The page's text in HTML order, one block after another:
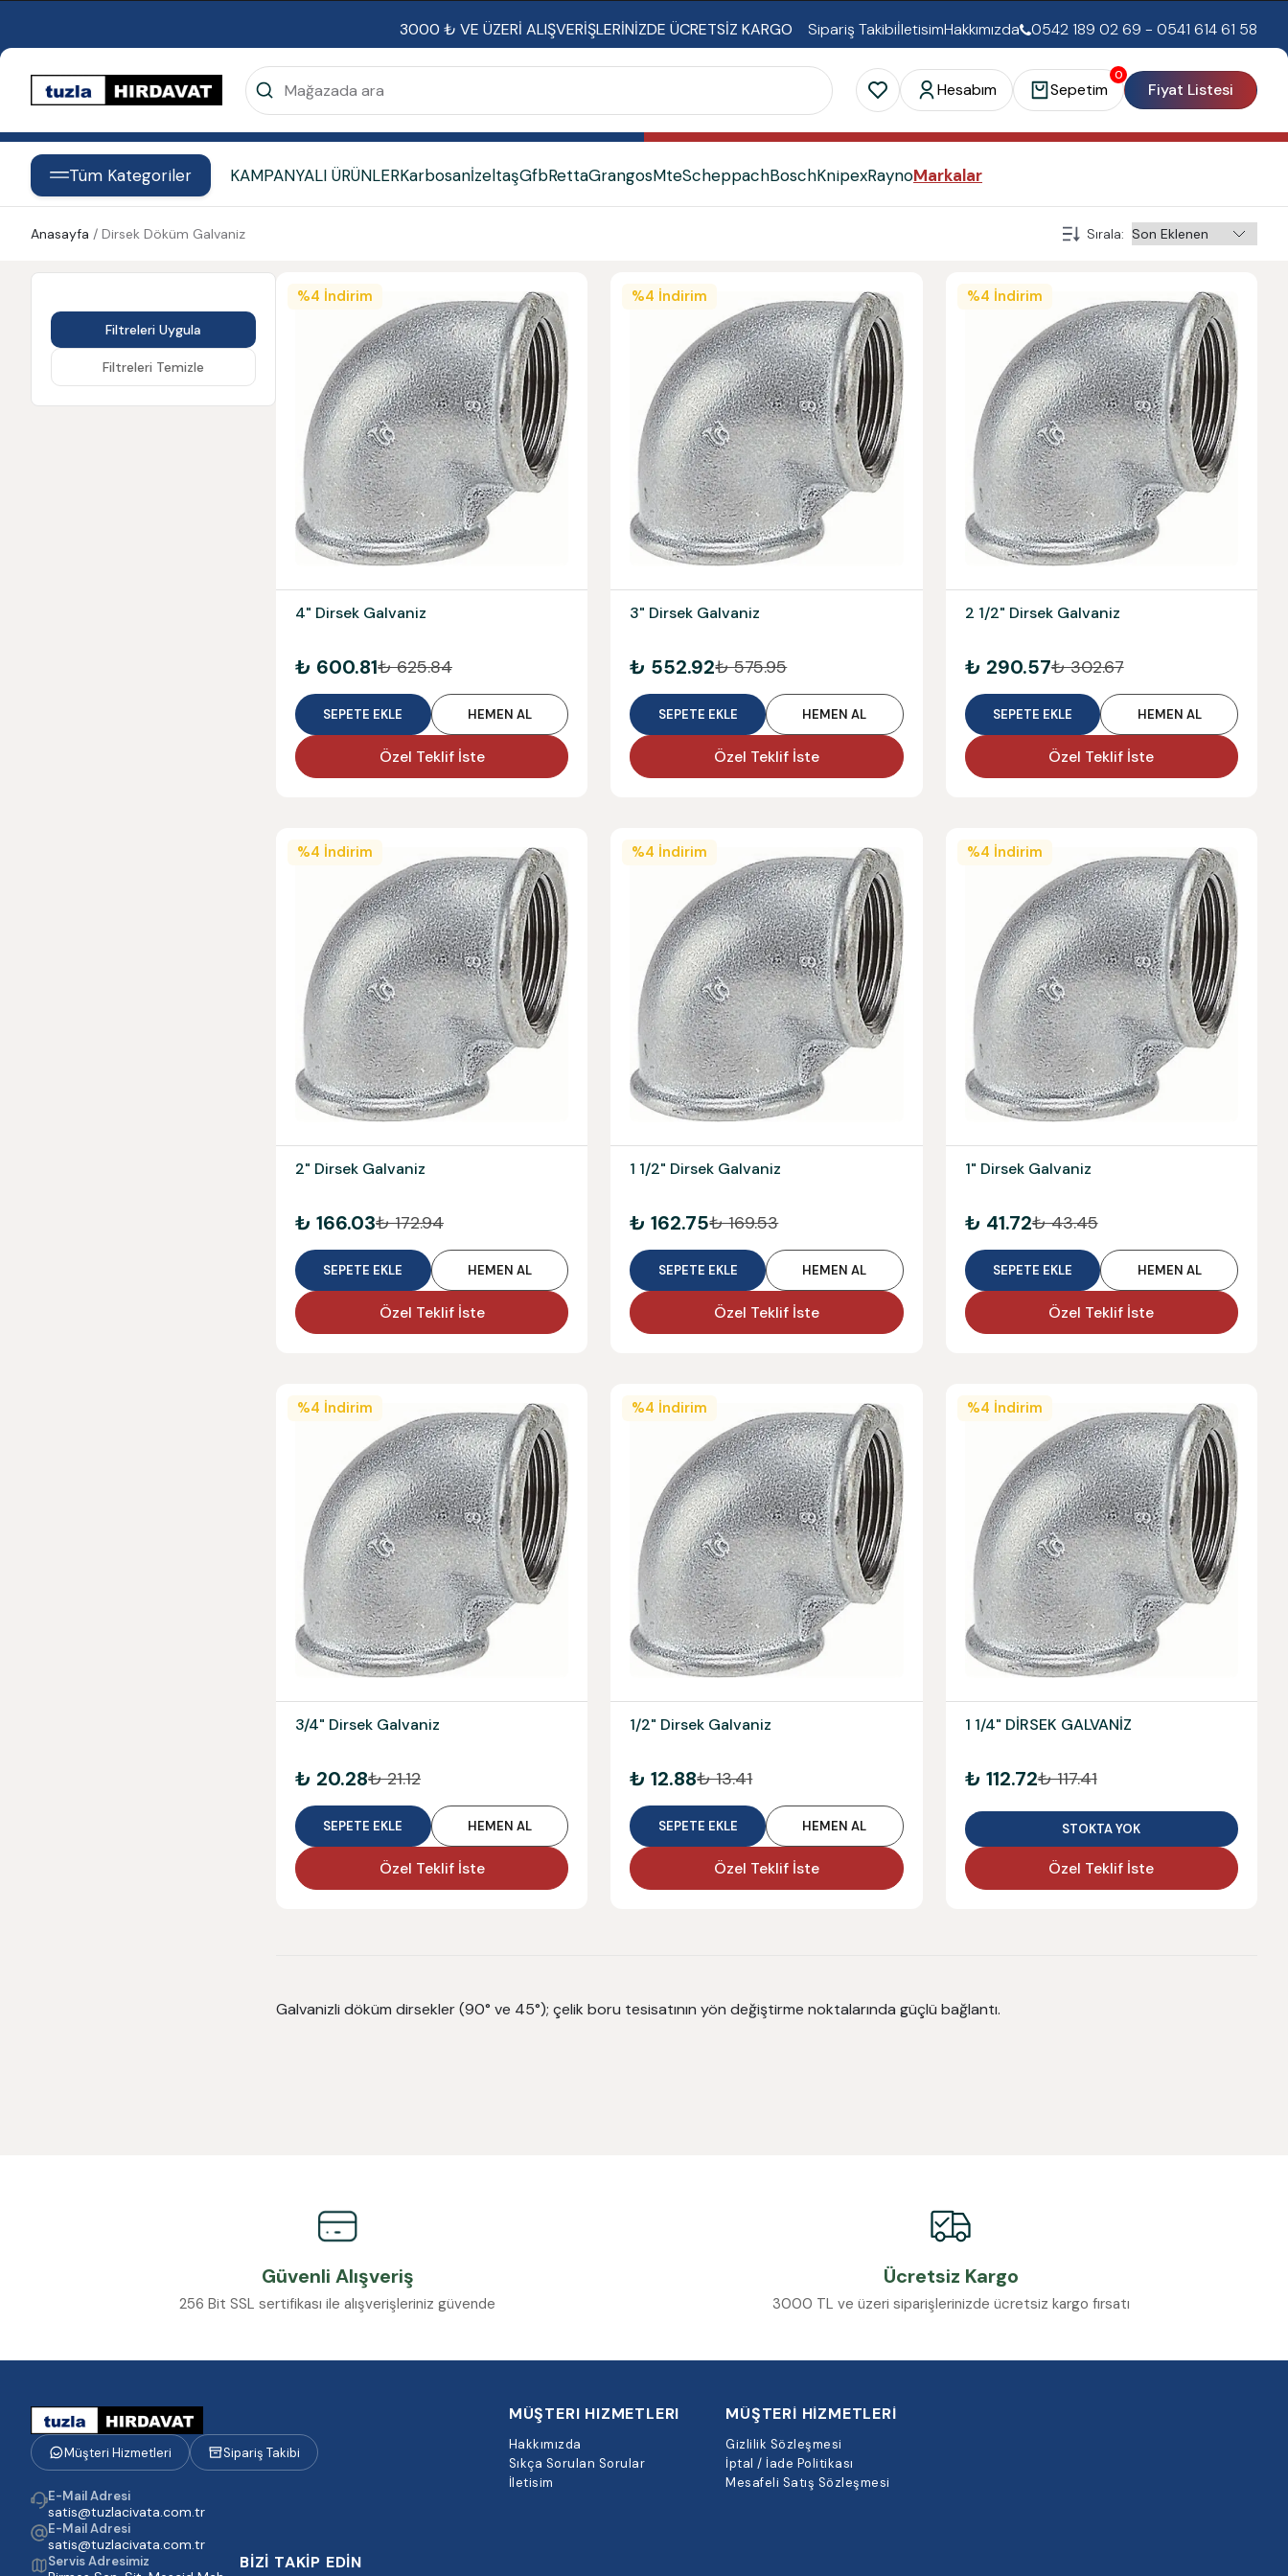
3000 ₺ VE ÜZERİ ALIŞVERİŞLERİNİZDE ÜCRETSİZ KARGO Sipariş TakibiİletisimHakkımızda 0542 189 02 69 - 0541 614 61 58
Hesabım
0
Sepetim Fiyat Listesi
Tüm Kategoriler KAMPANYALI ÜRÜNLERKarbosanİzeltaşGfbRettaGrangosMteScheppachBoschKnipexRaynoMarkalar
Anasayfa / Dirsek Döküm Galvaniz Sırala:
Filtreleri Uygula
Filtreleri Temizle
%4 İndirim
4" Dirsek Galvaniz
₺ 600.81₺ 625.84
SEPETE EKLE HEMEN AL
Özel Teklif İste
%4 İndirim
3" Dirsek Galvaniz
₺ 552.92₺ 575.95
SEPETE EKLE HEMEN AL
Özel Teklif İste
%4 İndirim
2 1/2" Dirsek Galvaniz
₺ 290.57₺ 302.67
SEPETE EKLE HEMEN AL
Özel Teklif İste
%4 İndirim
2" Dirsek Galvaniz
₺ 166.03₺ 172.94
SEPETE EKLE HEMEN AL
Özel Teklif İste
%4 İndirim
1 1/2" Dirsek Galvaniz
₺ 162.75₺ 169.53
SEPETE EKLE HEMEN AL
Özel Teklif İste
%4 İndirim
1" Dirsek Galvaniz
₺ 41.72₺ 43.45
SEPETE EKLE HEMEN AL
Özel Teklif İste
%4 İndirim
3/4" Dirsek Galvaniz
₺ 20.28₺ 21.12
SEPETE EKLE HEMEN AL
Özel Teklif İste
%4 İndirim
1/2" Dirsek Galvaniz
₺ 12.88₺ 13.41
SEPETE EKLE HEMEN AL
Özel Teklif İste
%4 İndirim
1 1/4" DİRSEK GALVANİZ
₺ 112.72₺ 117.41
STOKTA YOK
Özel Teklif İste
Galvanizli döküm dirsekler (90° ve 45°); çelik boru tesisatının yön değiştirme noktalarında güçlü bağlantı.
Güvenli Alışveriş
256 Bit SSL sertifikası ile alışverişleriniz güvende
Ücretsiz Kargo
3000 TL ve üzeri siparişlerinizde ücretsiz kargo fırsatı
Müşteri Hizmetleri Sipariş Takibi
E-Mail Adresi
satis@tuzlacivata.com.tr
E-Mail Adresi
satis@tuzlacivata.com.tr
Servis Adresimiz BİZİ TAKİP EDİN
MÜŞTERI HIZMETLERI
Hakkımızda
Sıkça Sorulan Sorular
İletisim
MÜŞTERİ HİZMETLERİ
Gizlilik Sözleşmesi
İptal / İade Politikası
Mesafeli Satış Sözleşmesi